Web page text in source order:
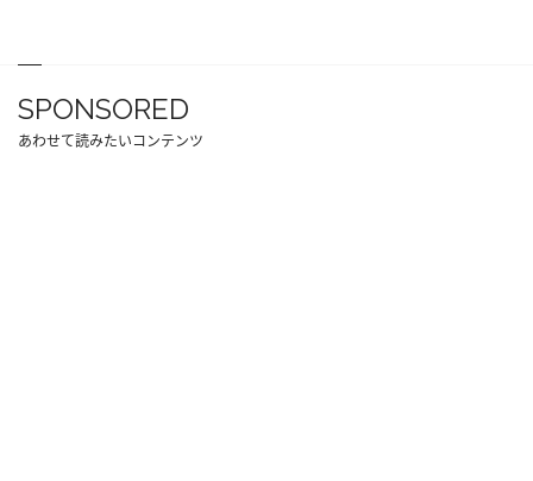
SPONSORED
あわせて読みたいコンテンツ